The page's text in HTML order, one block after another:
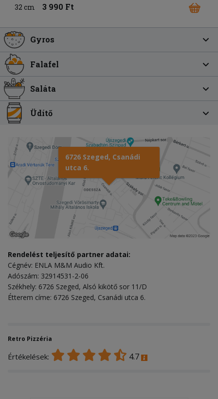
32 cm
3 990 Ft
Gyros
Falafel
Saláta
Üdítő
6726 Szeged, Csanádi
utca 6.
Rendelést teljesítő partner adatai:
Cégnév: ENLA M&M Audio Kft.
Adószám: 32914531-2-06
Székhely: 6726 Szeged, Alsó kikötő sor 11/D
Étterem címe: 6726 Szeged, Csanádi utca 6.
Retro Pizzéria
Értékelések: 4.7